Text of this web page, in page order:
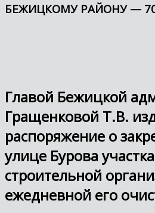
БЕЖИЦКОМУ РАЙОНУ —
Главой Бежицкой
Гращенковой Т.В.
распоряжение о
улице Бурова
строительной
ежедневной его